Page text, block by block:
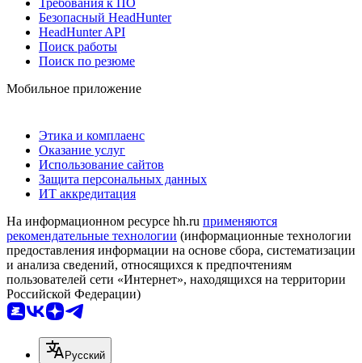
Безопасный HeadHunter
HeadHunter API
Поиск работы
Поиск по резюме
Мобильное приложение
Этика и комплаенс
Оказание услуг
Использование сайтов
Защита персональных данных
ИТ аккредитация
На информационном ресурсе hh.ru применяются
рекомендательные технологии (информационные технологии
предоставления информации на основе сбора, систематизации
и анализа сведений, относящихся к предпочтениям
пользователей сети «Интернет», находящихся на территории
Российской Федерации)
Русский